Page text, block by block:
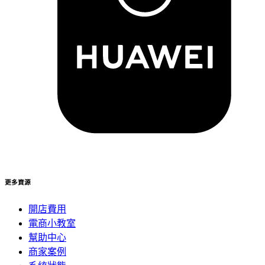
更多資源
開店費用
電商小教室
幫助中心
商家案例